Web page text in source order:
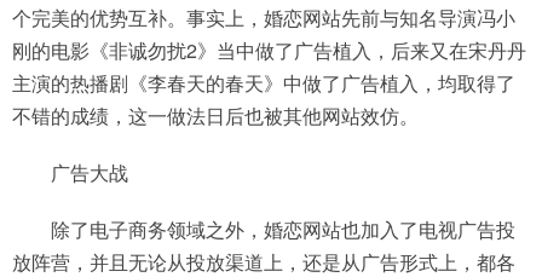
个完美的优势互补。事实上，婚恋网站先前与知名导演冯小
刚的电影《非诚勿扰2》当中做了广告植入，后来又在宋丹丹
主演的热播剧《李春天的春天》中做了广告植入，均取得了
不错的成绩，这一做法日后也被其他网站效仿。
广告大战
除了电子商务领域之外，婚恋网站也加入了电视广告投
放阵营，并且无论从投放渠道上，还是从广告形式上，都各